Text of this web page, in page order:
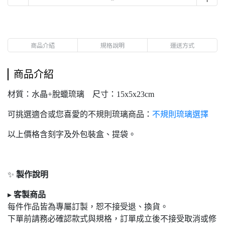
商品介紹 規格說明 運送方式
商品介紹
材質：水晶+脫蠟琉璃 尺寸：15x5x23cm
可挑選適合或您喜愛的不規則琉璃商品： 不規則琉璃選擇
以上價格含刻字及外包裝盒、提袋。
✨ 製作說明
▸ 客製商品
每件作品皆為專屬訂製，恕不接受退 、換貨。
下單前請務必確認款式與規格，訂單成立後不接受取消或修